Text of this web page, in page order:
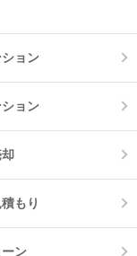
覧に反映
ョン
ョン
もり
ン